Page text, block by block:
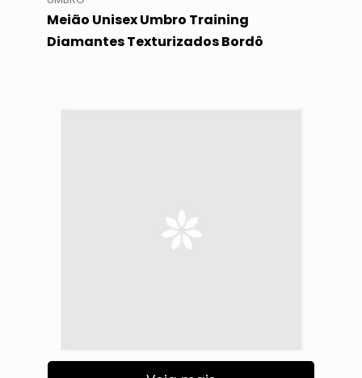
Meião Unisex Umbro Training
Diamantes Texturizados Bordô